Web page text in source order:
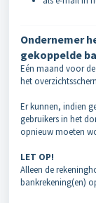
Ondernemer
gekoppelde
Eén maand voor
het
Er kunnen, indien
gebruikers in het
opnieuw moeten
LET OP!
Alleen de
bankrekening(en)